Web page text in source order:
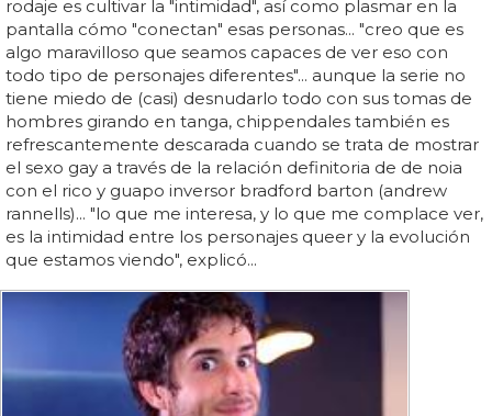
rodaje es cultivar la "intimidad", así como plasmar en la
pantalla cómo "conectan" esas personas... "creo que es
algo maravilloso que seamos capaces de ver eso con
todo tipo de personajes diferentes"... aunque la serie no
tiene miedo de (casi) desnudarlo todo con sus tomas de
hombres girando en tanga, chippendales también es
refrescantemente descarada cuando se trata de mostrar
el sexo gay a través de la relación definitoria de de noia
con el rico y guapo inversor bradford barton (andrew
rannells)... "lo que me interesa, y lo que me complace ver,
es la intimidad entre los personajes queer y la evolución
que estamos viendo", explicó...